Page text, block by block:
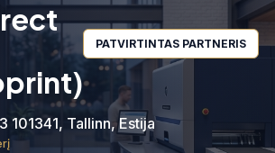
PATVIRTINTAS PARTNERIS
101341, Tallinn, Estija